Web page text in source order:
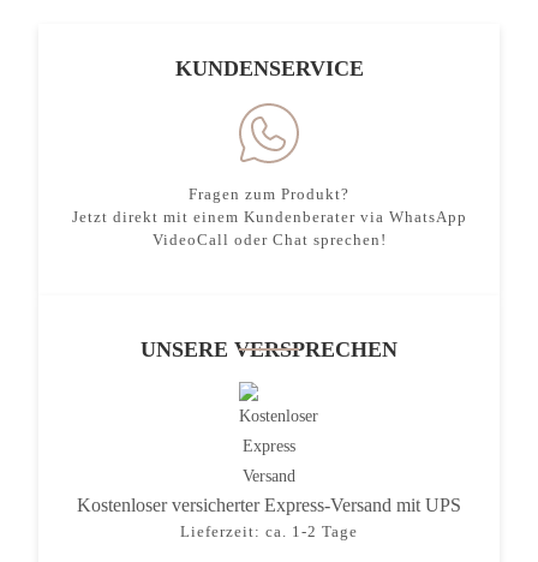
KUNDENSERVICE
Fragen zum Produkt?
Jetzt direkt mit einem Kundenberater via WhatsApp
VideoCall oder Chat sprechen!
UNSERE VERSPRECHEN
Kostenloser versicherter Express-Versand mit UPS
Lieferzeit: ca. 1-2 Tage